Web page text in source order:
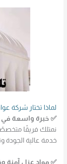
لماذا تختار شركة
✅ خبرة واسعة في
نمتلك فريقًا
خدمة عالية الجودة
✅ مواد عزل آمنة